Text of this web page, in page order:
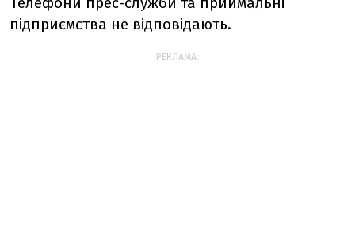
підприємства не відповідають.
РЕКЛАМА: